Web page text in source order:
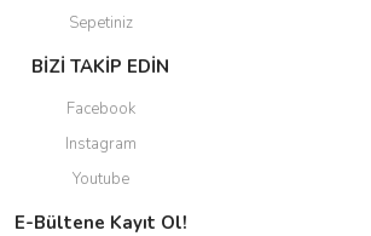
Sepetiniz
BİZİ TAKİP EDİN
Facebook
Instagram
Youtube
E-Bültene Kayıt Ol!